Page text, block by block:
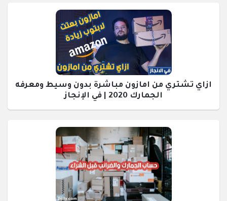
ازاي تشتري من امازون مباشرة بدون وسيط ومعرفه
الجمارك 2020 | في الإنجاز